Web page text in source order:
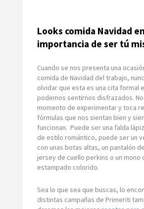
Looks comida Navidad
importancia de ser tú
Cuando se nos presenta una
comida de Navidad del trabajo,
olvidar que esta es una cita formal
podemos sentirnos disfrazados.
momento de experimentar y toca
fórmulas que nos sientan bien y
funcionan. Puede ser una falda
de estilo romántico, puede ser un
con unas botas altas, un pantalón
jersey de cuello perkins o un mono
estampado colorido.
Sea lo que sea que buscas, lo
distintas campañas de Primeriti